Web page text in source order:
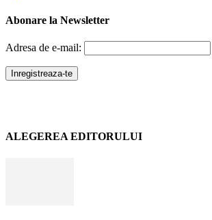
Abonare la Newsletter
Adresa de e-mail:
ALEGEREA EDITORULUI